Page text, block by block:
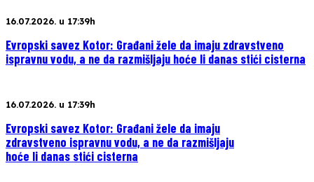
16.07.2026. u 17:39h
Evropski savez Kotor: Građani žele da imaju zdravstveno
ispravnu vodu, a ne da razmišljaju hoće li danas stići cisterna
16.07.2026. u 17:39h
Evropski savez Kotor: Građani žele da imaju
zdravstveno ispravnu vodu, a ne da razmišljaju
hoće li danas stići cisterna